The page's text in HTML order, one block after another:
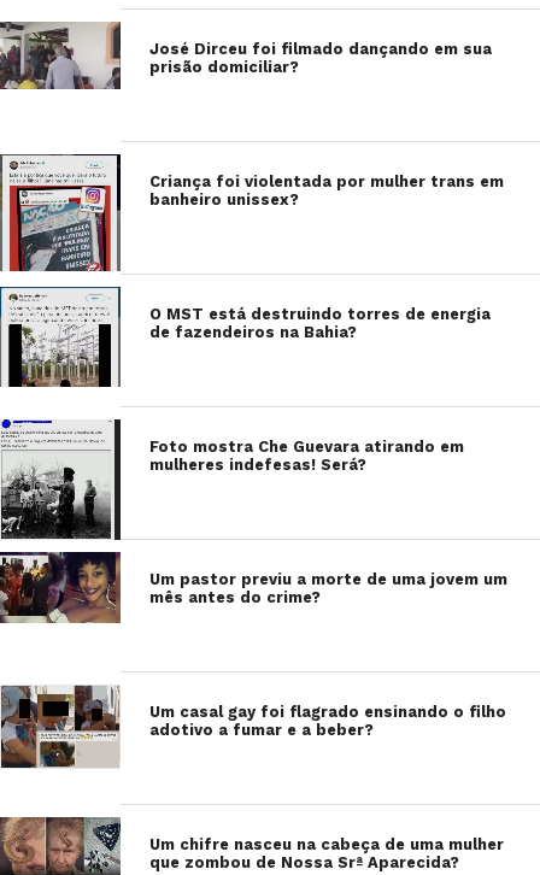
José Dirceu foi filmado dançando em sua
prisão domiciliar?
Criança foi violentada por mulher trans em
banheiro unissex?
O MST está destruindo torres de energia
de fazendeiros na Bahia?
Foto mostra Che Guevara atirando em
mulheres indefesas! Será?
Um pastor previu a morte de uma jovem um
mês antes do crime?
Um casal gay foi flagrado ensinando o filho
adotivo a fumar e a beber?
Um chifre nasceu na cabeça de uma mulher
que zombou de Nossa Srª Aparecida?